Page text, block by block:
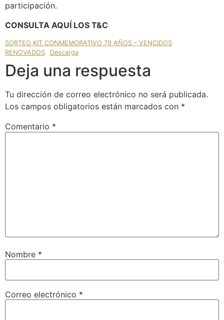
participación.
CONSULTA AQUÍ LOS T&C
SORTEO KIT CONMEMORATIVO 79 AÑOS – VENCIDOS
RENOVADOS
Descarga
Deja una respuesta
Tu dirección de correo electrónico no será publicada.
Los campos obligatorios están marcados con *
Comentario *
Nombre *
Correo electrónico *